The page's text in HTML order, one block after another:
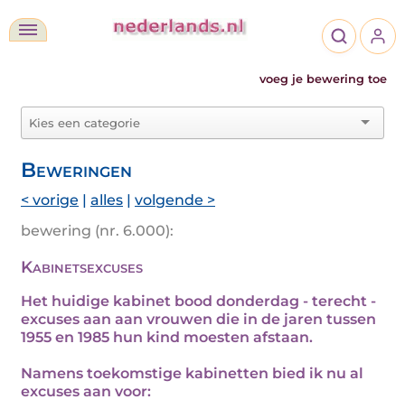
voeg je bewering toe
Beweringen
< vorige | alles | volgende >
bewering (nr. 6.000):
Kabinetsexcuses
Het huidige kabinet bood donderdag - terecht -
excuses aan aan vrouwen die in de jaren tussen
1955 en 1985 hun kind moesten afstaan.
Namens toekomstige kabinetten bied ik nu al
excuses aan voor: